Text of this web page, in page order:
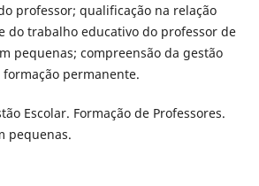
professor; qualificação na relação
do trabalho educativo do professor de
pequenas; compreensão da gestão
permanente.
Escolar. Formação de Professores.
pequenas.